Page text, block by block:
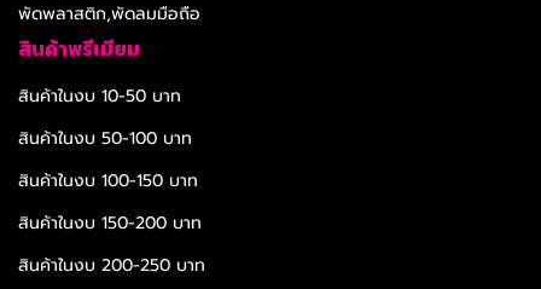
พัดพลาสติก,พัดลมมือถือ
สินค้าพรีเมียม
สินค้าในงบ 10-50 บาท
สินค้าในงบ 50-100 บาท
สินค้าในงบ 100-150 บาท
สินค้าในงบ 150-200 บาท
สินค้าในงบ 200-250 บาท